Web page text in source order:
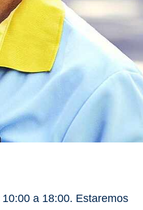
10:00 a 18:00. Estaremos